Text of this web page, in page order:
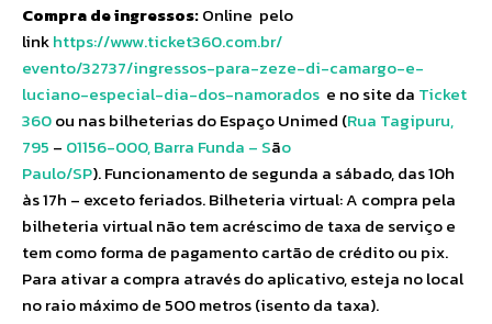
Compra de ingressos:Online pelo
linkhttps://www.ticket360.com.br/
evento/32737/ingressos-para-zeze-di-camargo-e-
luciano-especial-dia-dos-namorados e no site da Ticket
360ou nas bilheterias do Espaço Unimed (Rua Tagipuru,
795 – 01156-000, Barra Funda – São
Paulo/SP). Funcionamento de segunda a sábado, das 10h
às 17h – exceto feriados. Bilheteria virtual: A compra pela
bilheteria virtual não tem acréscimo de taxa de serviço e
tem como forma de pagamento cartão de crédito ou pix.
Para ativar a compra através do aplicativo, esteja no local
no raio máximo de 500 metros (isento da taxa).